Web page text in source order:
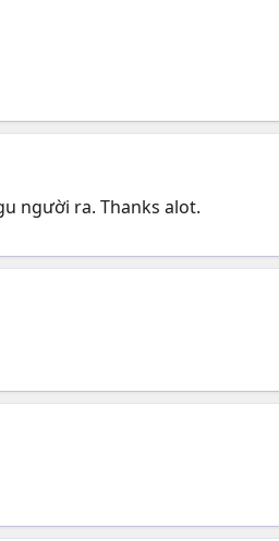
người ra. Thanks alot.